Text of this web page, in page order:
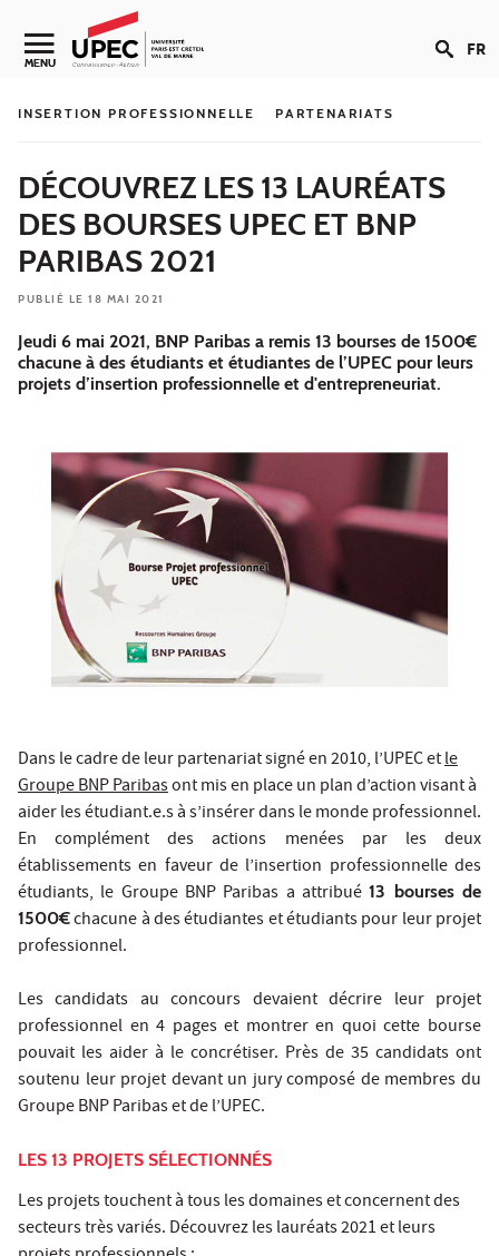
Aller au contenu
Navigation secondaire
MENU FR
INSERTION PROFESSIONNELLE PARTENARIATS
DÉCOUVREZ LES 13 LAURÉATS
DES BOURSES UPEC ET BNP
PARIBAS 2021
PUBLIÉ LE 18 MAI 2021
Jeudi 6 mai 2021, BNP Paribas a remis 13 bourses de 1500€
chacune à des étudiants et étudiantes de l’UPEC pour leurs
projets d’insertion professionnelle et d'entrepreneuriat.
Dans le cadre de leurpartenariat signé en 2010, l’UPEC etle
Groupe BNP Paribasont mis en place un plan d’action visant à
aider les étudiant.e.s à s’insérer dans le monde professionnel.
En complément des actions menées par les deux
établissements en faveur de l’insertion professionnelle des
étudiants, le Groupe BNP Paribas a attribué13 bourses de
1500€chacune à des étudiantes et étudiants pour leur projet
professionnel.
Les candidats au concours devaient décrire leur projet
professionnel en 4 pages et montrer en quoi cette bourse
pouvait les aider à le concrétiser. Près de 35 candidats ont
soutenu leur projet devant un jury composé de membres du
Groupe BNP Paribas et de l’UPEC.
LES 13 PROJETS SÉLECTIONNÉS
Les projets touchent à tous les domaines et concernent des
secteurs très variés. Découvrez les lauréats 2021 et leurs